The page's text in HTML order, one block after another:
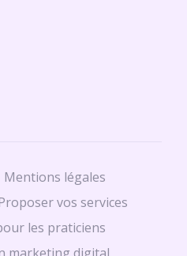
Mentions légales
vos services
les praticiens